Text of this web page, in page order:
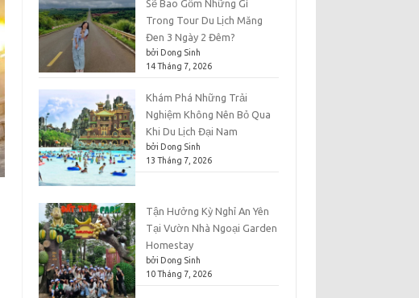
Sẽ Bao Gồm Những Gì
Trong Tour Du Lịch Măng
Đen 3 Ngày 2 Đêm?
bởi Dong Sinh
14 Tháng 7, 2026
Khám Phá Những Trải
Nghiệm Không Nên Bỏ Qua
Khi Du Lịch Đại Nam
bởi Dong Sinh
13 Tháng 7, 2026
Tận Hưởng Kỳ Nghỉ An Yên
Tại Vườn Nhà Ngoại Garden
Homestay
bởi Dong Sinh
10 Tháng 7, 2026